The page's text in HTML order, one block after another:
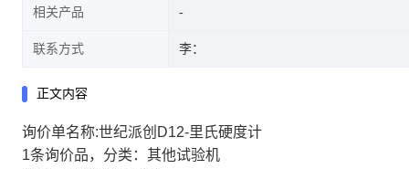
相关产品
联系方式 李：
正文内容
询价单名称:世纪派创D12-里氏硬度计
1条询价品，分类：其他试验机